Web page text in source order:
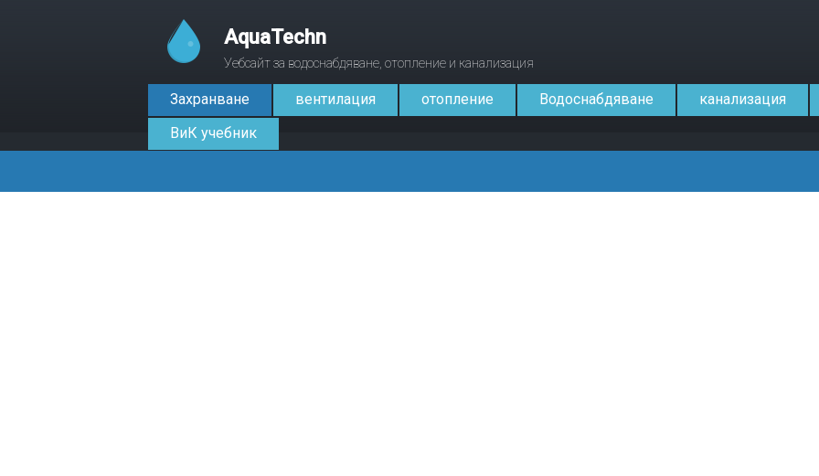
AquaTechn
Уебсайт за водоснабдяване, отопление и канализация
Захранване вентилация отопление Водоснабдяване канализация
ВиК учебник